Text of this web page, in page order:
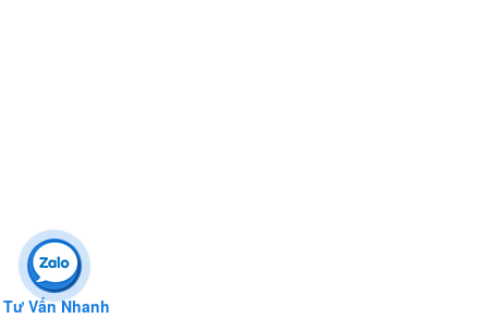
Tư Vấn Nhanh